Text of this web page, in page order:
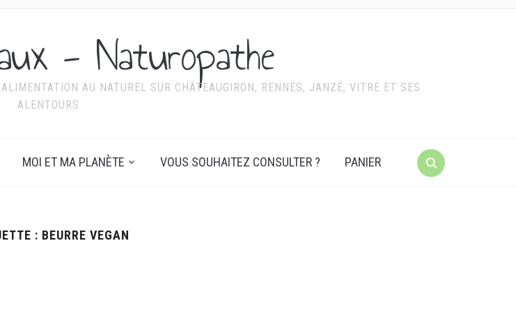
- Naturopathe
AU NATUREL SUR CHÂTEAUGIRON, RENNES, JANZÉ, VITRÉ ET SES
ALENTOURS
MOI ET MA PLANÈTE VOUS SOUHAITEZ CONSULTER ? PANIER
: BEURRE VEGAN